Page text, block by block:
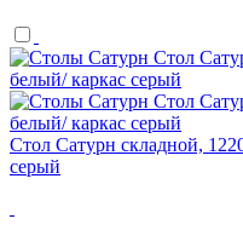
Стол Сатурн складной,
серый